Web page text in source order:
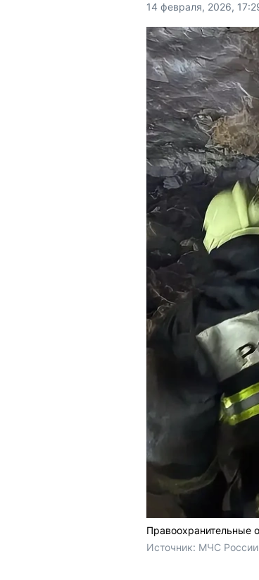
14 февраля, 2026,
Правоохранительные
Источник: МЧС